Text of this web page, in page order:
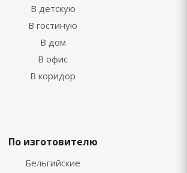
В детскую
В гостиную
В дом
В офис
В коридор
По изготовителю
Бельгийские